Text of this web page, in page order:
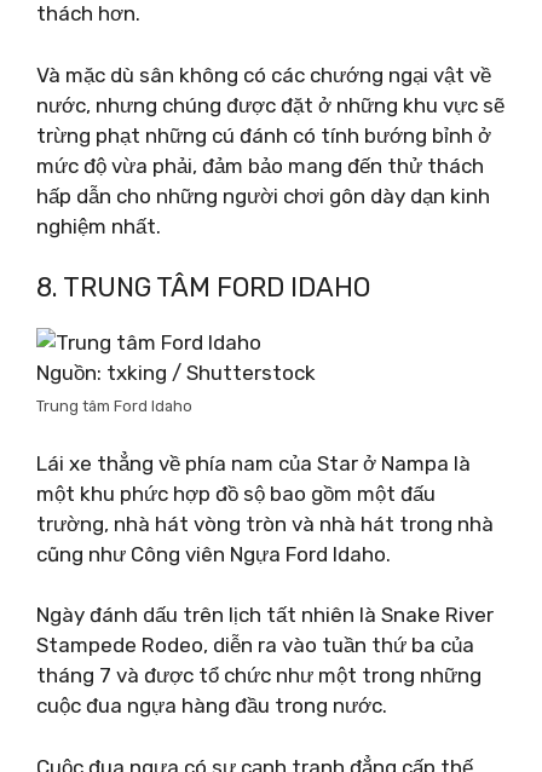
thách hơn.
Và mặc dù sân không có các chướng ngại vật về
nước, nhưng chúng được đặt ở những khu vực sẽ
trừng phạt những cú đánh có tính bướng bỉnh ở
mức độ vừa phải, đảm bảo mang đến thử thách
hấp dẫn cho những người chơi gôn dày dạn kinh
nghiệm nhất.
8. TRUNG TÂM FORD IDAHO
Nguồn: txking / Shutterstock
Trung tâm Ford Idaho
Lái xe thẳng về phía nam của Star ở Nampa là
một khu phức hợp đồ sộ bao gồm một đấu
trường, nhà hát vòng tròn và nhà hát trong nhà
cũng như Công viên Ngựa Ford Idaho.
Ngày đánh dấu trên lịch tất nhiên là Snake River
Stampede Rodeo, diễn ra vào tuần thứ ba của
tháng 7 và được tổ chức như một trong những
cuộc đua ngựa hàng đầu trong nước.
Cuộc đua ngựa có sự cạnh tranh đẳng cấp thế